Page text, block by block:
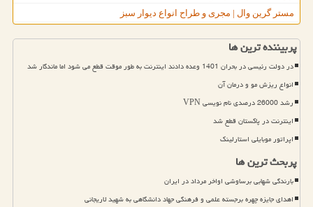
مستر گرین وال | مجری و طراح انواع دیوار سبز
پربیننده ترین ها
در دولت رئیسی در بحران 1401 وعده دادند اینترنت به طور موقت قطع می شود اما ماندگار شد
انواع ریزش مو و درمان آن
رشد 26000 درصدی نام نویسی VPN
اینترنت در پاکستان قطع شد
اپراتور موبایلی استارلینک
پربحث ترین ها
بارندگی شهابی برساوشی اواخر مرداد در ایران
اهدای جایزه چهره برجسته علمی و فرهنگی جهاد دانشگاهی به شهید لاریجانی